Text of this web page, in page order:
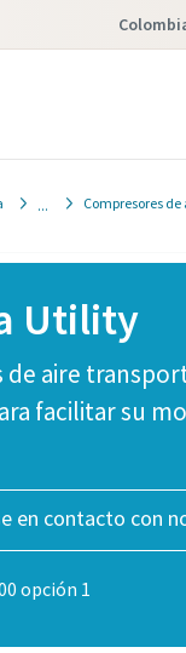
Compresores
Utility
de aire
facilitar su
en contacto con
opción 1